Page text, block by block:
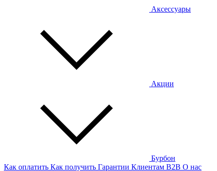
Аксессуары
Акции
Бурбон
Как оплатить Как получить Гарантии Клиентам B2B О нас